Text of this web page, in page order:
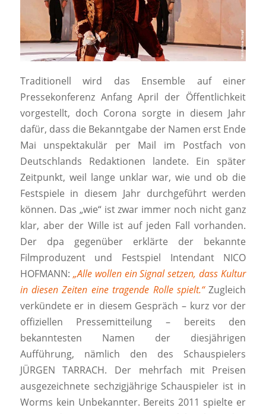
Traditionell wird das Ensemble auf einer
Pressekonferenz Anfang April der Öffentlichkeit
vorgestellt, doch Corona sorgte in diesem Jahr
dafür, dass die Bekanntgabe der Namen erst Ende
Mai unspektakulär per Mail im Postfach von
Deutschlands Redaktionen landete. Ein später
Zeitpunkt, weil lange unklar war, wie und ob die
Festspiele in diesem Jahr durchgeführt werden
können. Das „wie“ ist zwar immer noch nicht ganz
klar, aber der Wille ist auf jeden Fall vorhanden.
Der dpa gegenüber erklärte der bekannte
Filmproduzent und Festspiel Intendant NICO
HOFMANN: „Alle wollen ein Signal setzen, dass Kultur
in diesen Zeiten eine tragende Rolle spielt.“Zugleich
verkündete er in diesem Gespräch – kurz vor der
offiziellen Pressemitteilung – bereits den
bekanntesten Namen der diesjährigen
Aufführung, nämlich den des Schauspielers
JÜRGEN TARRACH. Der mehrfach mit Preisen
ausgezeichnete sechzigjährige Schauspieler ist in
Worms kein Unbekannter. Bereits 2011 spielte er